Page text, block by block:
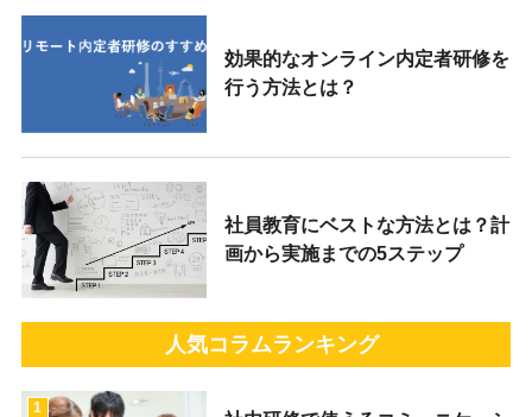
効果的なオンライン内定者研修を
行う方法とは？
社員教育にベストな方法とは？計
画から実施までの5ステップ
人気コラムランキング
1